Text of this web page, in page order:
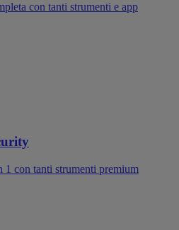
con tanti strumenti e app
1 con tanti strumenti premium